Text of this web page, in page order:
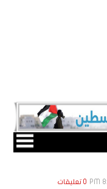
0 تعليقات